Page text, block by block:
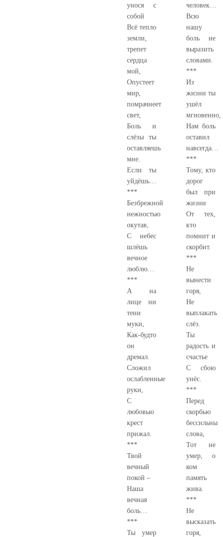
унося с
собой
Всё тепло
земли,
трепет
сердца
мой,
Опустеет
мир,
помрачнеет
свет,
Боль и
слёзы ты
оставляешь
мне.
Если ты
уйдёшь…
***
Безбрежной
нежностью
окутав,
С небес
шлёшь
вечное
люблю…
***
А на
лице ни
тени
муки,
Как-будто
он
дремал.
Сложил
ослабленные
руки,
С
любовью
крест
прижал.
***
Твой
вечный
покой –
Наша
вечная
боль…
***
Ты умер
человек…
Всю
нашу
боль не
выразить
словами.
***
Из
жизни ты
ушёл
мгновенно,
Нам боль
оставил
навсегда…
***
Тому, кто
дорог
был при
жизни
От тех,
кто
помнит и
скорбит.
***
Не
вынести
горя,
Не
выплакать
слёз.
Ты
радость и
счастье
С сбою
унёс.
***
Перед
скорбью
бессильны
слова,
Тот не
умер, о
ком
память
жива.
***
Не
высказать
горя,